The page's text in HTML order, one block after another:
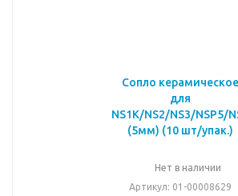
Сопло керамическое
для
NS1K/NS2/NS3/NSP5/
(5мм) (10 шт/упак.)
Нет в наличии
Артикул: 01-00008629